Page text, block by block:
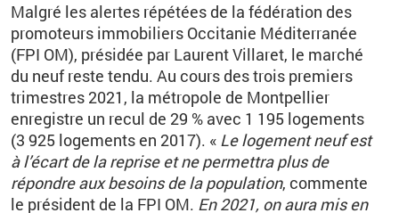
Malgré les alertes répétées de la fédération des
promoteurs immobiliers Occitanie Méditerranée
(FPI OM), présidée par Laurent Villaret, le marché
du neuf reste tendu. Au cours des trois premiers
trimestres 2021, la métropole de Montpellier
enregistre un recul de 29 % avec 1 195 logements
(3 925 logements en 2017). « Le logement neuf est
à l’écart de la reprise et ne permettra plus de
répondre aux besoins de la population, commente
le président de la FPI OM. En 2021, on aura mis en